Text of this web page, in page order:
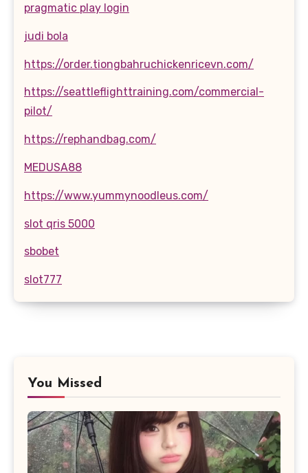
pragmatic play login
judi bola
https://order.tiongbahruchickenricevn.com/
https://seattleflighttraining.com/commercial-
pilot/
https://rephandbag.com/
MEDUSA88
https://www.yummynoodleus.com/
slot qris 5000
sbobet
slot777
You Missed